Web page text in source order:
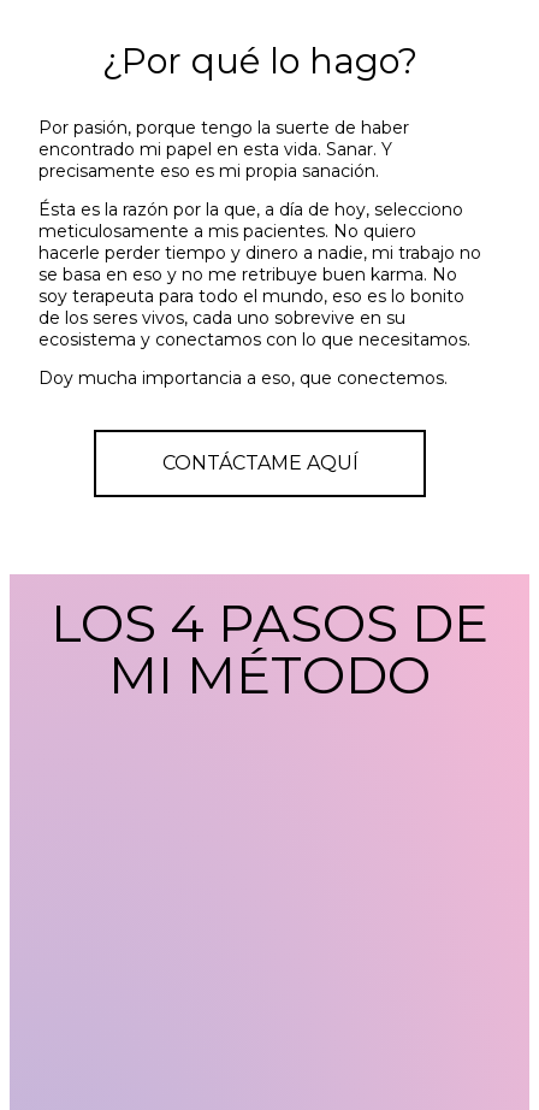
¿Por qué lo hago?
Por pasión, porque tengo la suerte de haber
encontrado mi papel en esta vida. Sanar. Y
precisamente eso es mi propia sanación.
Ésta es la razón por la que, a día de hoy, selecciono
meticulosamente a mis pacientes. No quiero
hacerle perder tiempo y dinero a nadie, mi trabajo no
se basa en eso y no me retribuye buen karma. No
soy terapeuta para todo el mundo, eso es lo bonito
de los seres vivos, cada uno sobrevive en su
ecosistema y conectamos con lo que necesitamos.
Doy mucha importancia a eso, que conectemos.
CONTÁCTAME AQUÍ
LOS 4 PASOS DE
MI MÉTODO